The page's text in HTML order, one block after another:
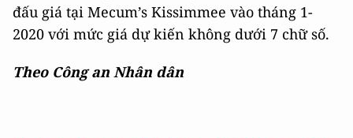
đấu giá tại Mecum’s Kissimmee vào tháng 1-
2020 với mức giá dự kiến không dưới 7 chữ số.
Theo Công an Nhân dân